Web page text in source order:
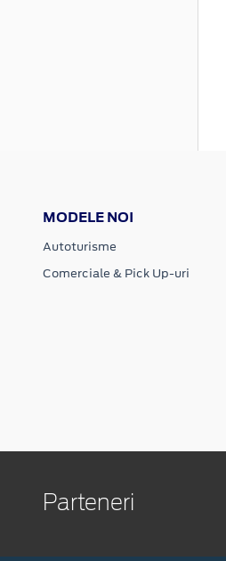
MODELE NOI
Autoturisme
Comerciale & Pick Up-uri
Parteneri